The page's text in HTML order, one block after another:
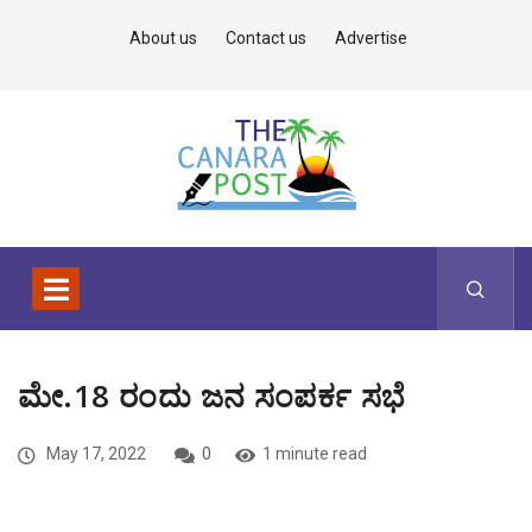
About us Contact us Advertise
ಮೇ.18 ರಂದು ಜನ ಸಂಪರ್ಕ ಸಭೆ
May 17, 2022 0 1 minute read